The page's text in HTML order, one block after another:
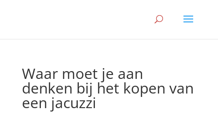
Waar moet je aan
denken bij het kopen van
een jacuzzi